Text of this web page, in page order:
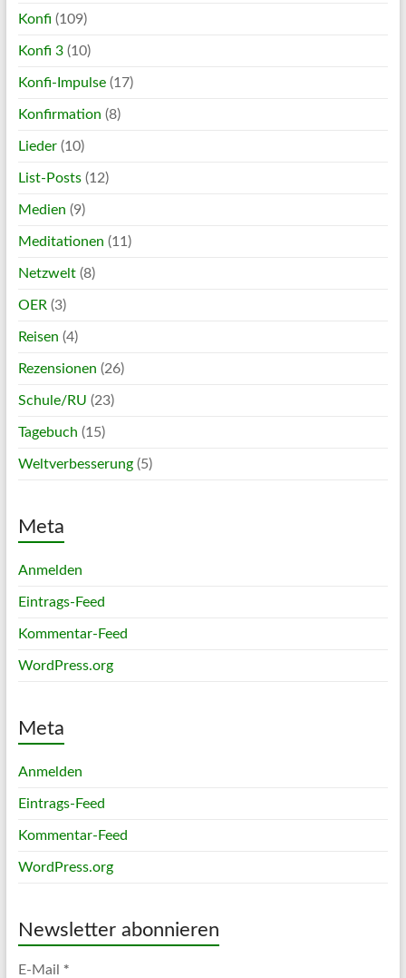
Konfi (109)
Konfi 3(10)
Konfi-Impulse(17)
Konfirmation (8)
Lieder(10)
List-Posts(12)
Medien (9)
Meditationen (11)
Netzwelt(8)
OER (3)
Reisen (4)
Rezensionen (26)
Schule/RU (23)
Tagebuch (15)
Weltverbesserung(5)
Meta
Anmelden
Eintrags-Feed
Kommentar-Feed
WordPress.org
Meta
Anmelden
Eintrags-Feed
Kommentar-Feed
WordPress.org
Newsletter abonnieren
E-Mail *